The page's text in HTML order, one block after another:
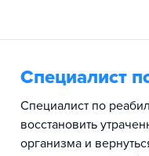
Специалист
Специалист по
восстановить
организма и